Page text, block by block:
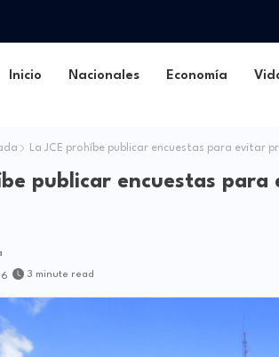
Inicio Nacionales Economía
La JCE prohíbe publicar encuestas para evitar
publicar encuestas
3 minute read